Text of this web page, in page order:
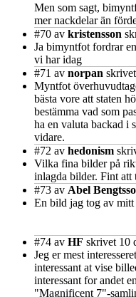
Men som sagt,
mer nackdelar än
#70 av kristensson
Ja bimyntfot fordrar
vi har idag
#71 av norpan
Myntfot
bästa vore att staten
bestämma vad som
ha en valuta backad i
vidare.
#72 av hedonism
Vilka fina bilder på
inlagda bilder. Fint att
#73 av Abel
En bild jag tog av
#74 av HF skrivet 10
Jeg er mest
interessant at vise
interessant for andet
"Magnificent 7"-